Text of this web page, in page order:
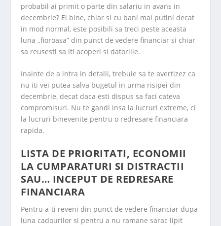
probabil ai primit o parte din salariu in avans in
decembrie? Ei bine, chiar si cu bani mai putini decat
in mod normal, este posibili sa treci peste aceasta
luna „fioroasa” din punct de vedere financiar si chiar
sa reusesti sa iti acoperi si datoriile.
Inainte de a intra in detalii, trebuie sa te avertizez ca
nu iti vei putea salva bugetul in urma risipei din
decembrie, decat daca esti dispus sa faci cateva
compromisuri. Nu te gandi insa la lucruri extreme, ci
la lucruri binevenite pentru o redresare financiara
rapida.
LISTA DE PRIORITATI, ECONOMII
LA CUMPARATURI SI DISTRACTII
SAU… INCEPUT DE REDRESARE
FINANCIARA
Pentru a-ti reveni din punct de vedere financiar dupa
luna cadourilor si pentru a nu ramane sarac lipit